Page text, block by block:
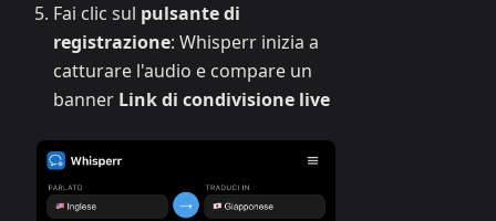
Fai clic sul pulsante di
registrazione: Whisperr inizia a
catturare l'audio e compare un
banner Link di condivisione live